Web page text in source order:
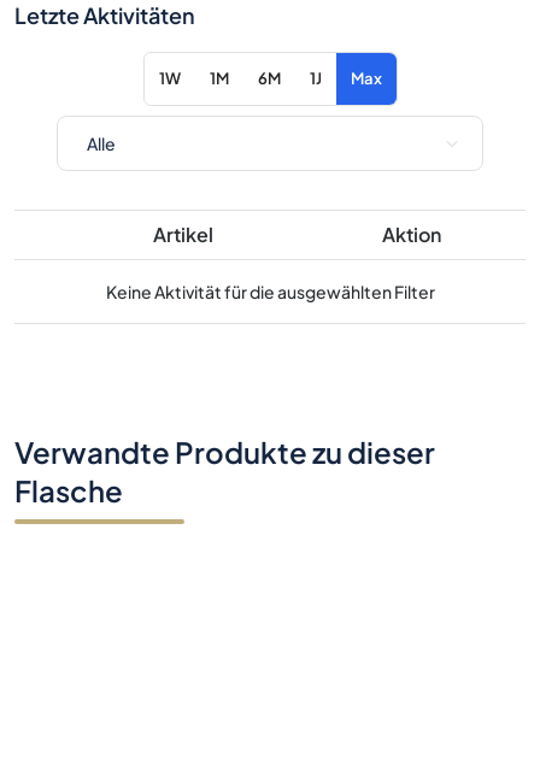
Letzte Aktivitäten
1W 1M 6M 1J Max
Artikel Aktion
Keine Aktivität für die ausgewählten Filter
Verwandte Produkte zu dieser
Flasche